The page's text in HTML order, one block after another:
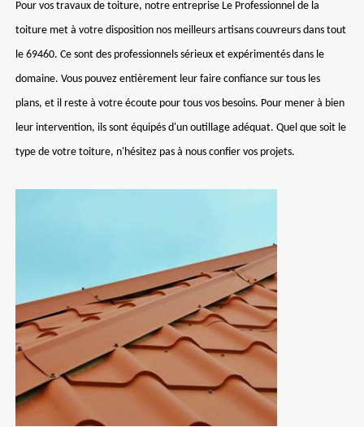
Pour vos travaux de toiture, notre entreprise Le Professionnel de la
toiture met à votre disposition nos meilleurs artisans couvreurs dans tout
le 69460. Ce sont des professionnels sérieux et expérimentés dans le
domaine. Vous pouvez entièrement leur faire confiance sur tous les
plans, et il reste à votre écoute pour tous vos besoins. Pour mener à bien
leur intervention, ils sont équipés d'un outillage adéquat. Quel que soit le
type de votre toiture, n'hésitez pas à nous confier vos projets.